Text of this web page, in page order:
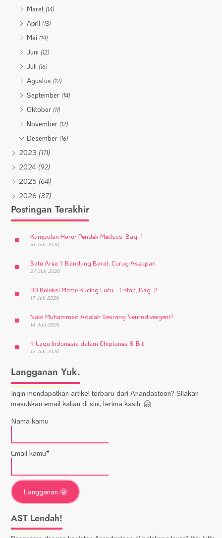
Maret(14)
April(13)
Mei(14)
Juni(12)
Juli(16)
Agustus(12)
September(14)
Oktober(11)
November(12)
Desember(16)
2023 (111)
2024 (92)
2025 (64)
2026 (37)
Postingan Terakhir
Kumpulan Horor Pendek Medsos, Bag. 1
31 Juli 2026
Satu Area 1: Bandung Barat, Curug Aseupan
27 Juli 2026
30 Koleksi Meme Kucing Lucu… Entah, Bag. 2
17 Juli 2026
Nabi Muhammad Adalah Seorang Neurodivergent?
14 Juli 2026
✨Lagu Indonesia dalam Chiptunes 8-Bit
12 Juli 2026
Langganan Yuk.
Ingin mendapatkan artikel terbaru dari Anandastoon? Silakan
masukkan email kalian di sini, terima kasih. 🤗
Nama kamu
Email kamu*
AST Lendah!